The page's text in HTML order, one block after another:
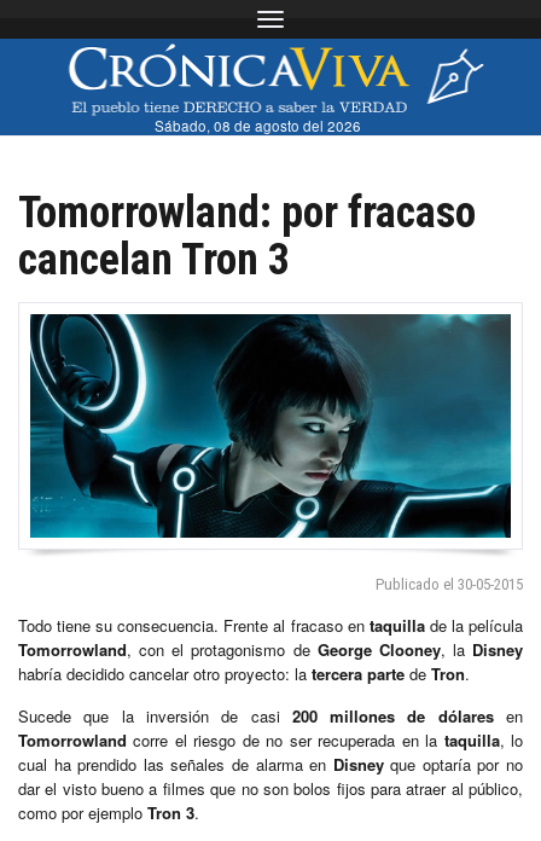
Toggle navigation
Sábado, 08 de agosto del 2026
Tomorrowland: por fracaso
cancelan Tron 3
Publicado el 30-05-2015
Todo tiene su consecuencia. Frente al fracaso en taquillade la película
Tomorrowland, con el protagonismo de George Clooney, la Disney
habría decidido cancelar otro proyecto: la tercera parte de Tron.
Sucede que la inversión de casi 200 millones de dólaresen
Tomorrowland corre el riesgo de no ser recuperada en la taquilla, lo
cual ha prendido las señales de alarma en Disneyque optaría por no
dar el visto bueno a filmes que no son bolos fijos para atraer al público,
como por ejemplo Tron 3.